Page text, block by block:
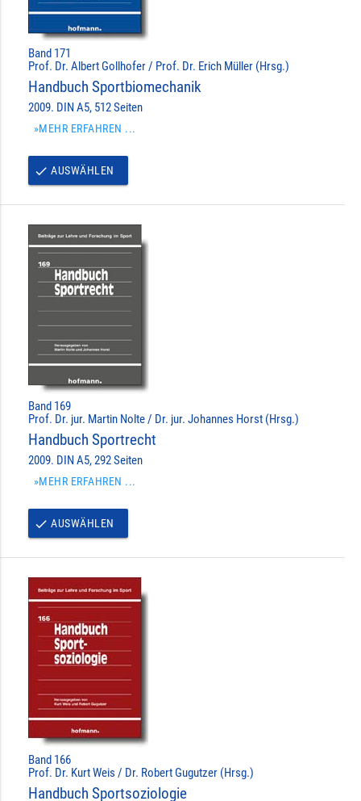
Band 171
Prof. Dr. Albert Gollhofer / Prof. Dr. Erich Müller (Hrsg.)
Handbuch Sportbiomechanik
2009. DIN A5, 512 Seiten
»MEHR ERFAHREN ...
done AUSWÄHLEN
Band 169
Prof. Dr. jur. Martin Nolte / Dr. jur. Johannes Horst (Hrsg.)
Handbuch Sportrecht
2009. DIN A5, 292 Seiten
»MEHR ERFAHREN ...
done AUSWÄHLEN
Band 166
Prof. Dr. Kurt Weis / Dr. Robert Gugutzer (Hrsg.)
Handbuch Sportsoziologie